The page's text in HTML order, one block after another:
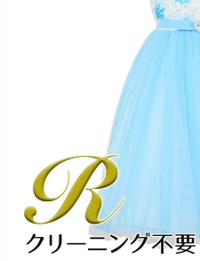
コスチューム
インナー・パニエ
ジュエリー
Graduation & Entrance
卒業式・入学式
きちんと感のあるフォーマル
汚れ・キズ・破損の補償
Buy & Supportご購入・サポート
07 販売・共通のご案内
品質・返品・お手入れ
08 送料・お支払い
送料・決済方法
茨城県土浦市大町14-16-1F
10:00–18:00（完全予約制）
店舗を予約する →